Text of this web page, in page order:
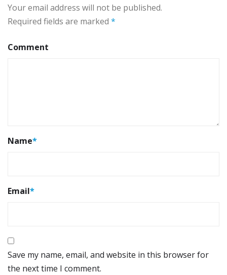
Your email address will not be published.
Required fields are marked *
Comment
Name*
Email*
Save my name, email, and website in this browser for
the next time I comment.